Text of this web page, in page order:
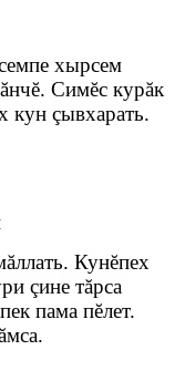
хырсем
Симĕс курăк
кун çывхарать.
Кунĕпех
çине тăрса
пама пĕлет.